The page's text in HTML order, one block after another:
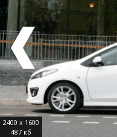
2400 x 1600
487 кб